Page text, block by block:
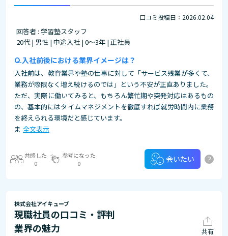
口コミ投稿日：2026.02.04
回答者 : 学習塾スタッフ
20代 | 男性 | 中途入社 | 0～3年 | 正社員
入社前後における業界イメージは？
入社前は、教育業界や塾の仕事に対して「サービス残業が多くて、
業務が際限なく増え続けるのでは」という不安が正直ありました。
ただ、実際に働いてみると、もちろん繁忙期や突発対応はあるもの
の、基本的にはタイムマネジメントを徹底すれば就労時間内に業務
を終えられる環境だと感じています。
ま 全文表示
共感した
0
参考になった
0
会いたい ?
株式会社アイキューブ
現職社員の口コミ・評判
業界の魅力
共有